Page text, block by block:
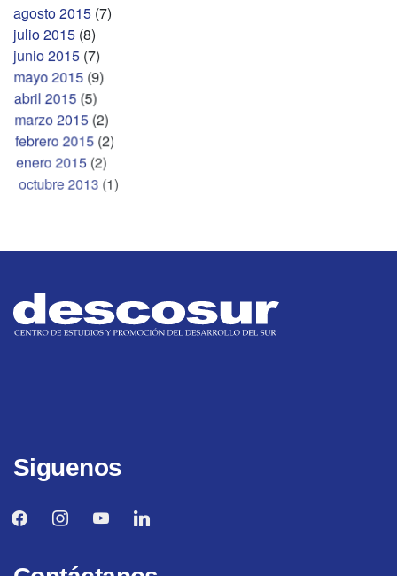
agosto 2015 (7)
julio 2015 (8)
junio 2015 (7)
mayo 2015 (9)
abril 2015 (5)
marzo 2015(2)
febrero 2015(2)
enero 2015(2)
octubre 2013(1)
Siguenos
facebookinstagramyoutubelinkedin